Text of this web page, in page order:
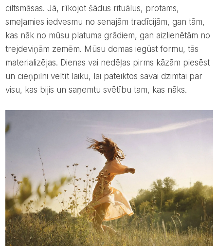
ciltsmāsas. Jā, rīkojot šādus rituālus, protams,
smeļamies iedvesmu no senajām tradīcijām, gan tām,
kas nāk no mūsu platuma grādiem, gan aizlienētām no
trejdeviņām zemēm. Mūsu domas iegūst formu, tās
materializējas. Dienas vai nedēļas pirms kāzām piesēst
un cieņpilni veltīt laiku, lai pateiktos savai dzimtai par
visu, kas bijis un saņemtu svētību tam, kas nāks.